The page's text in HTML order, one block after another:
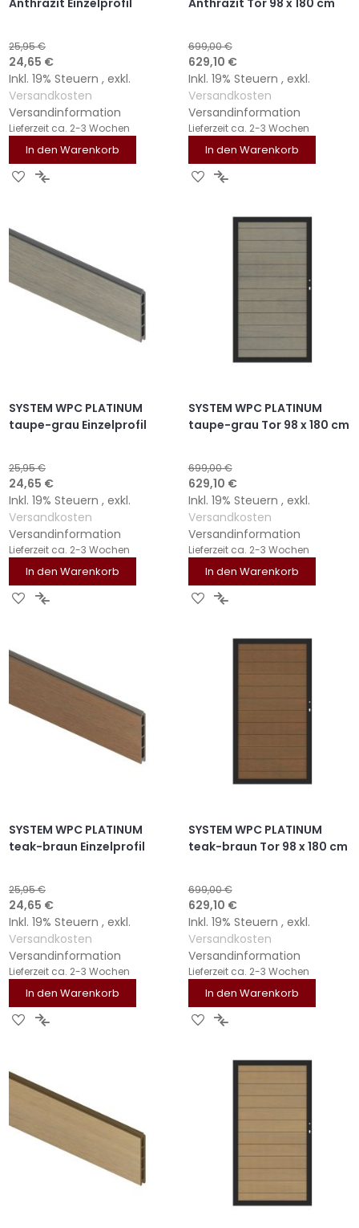
25,95 €
Sonderangebot
24,65 €
Inkl. 19% Steuern , exkl.
Versandkosten
Versandinformation
Lieferzeit ca. 2-3 Wochen
In den Warenkorb
ZURZUR
699,00 €
Sonderangebot
629,10 €
Inkl. 19% Steuern , exkl.
Versandkosten
Versandinformation
Lieferzeit ca. 2-3 Wochen
In den Warenkorb
ZUR
HINZUFÜGEN
ZUR
HINZUFÜGEN
SYSTEM WPC PLATINUM
taupe-grau Einzelprofil
25,95 €
Sonderangebot
24,65 €
Inkl. 19% Steuern , exkl.
Versandkosten
Versandinformation
Lieferzeit ca. 2-3 Wochen
In den Warenkorb
ZURZUR
SYSTEM WPC PLATINUM
taupe-grau Tor 98 x 180 cm
699,00 €
Sonderangebot
629,10 €
Inkl. 19% Steuern , exkl.
Versandkosten
Versandinformation
Lieferzeit ca. 2-3 Wochen
In den Warenkorb
ZUR
HINZUFÜGEN
ZUR
HINZUFÜGEN
SYSTEM WPC PLATINUM
teak-braun Einzelprofil
25,95 €
Sonderangebot
24,65 €
Inkl. 19% Steuern , exkl.
Versandkosten
Versandinformation
Lieferzeit ca. 2-3 Wochen
In den Warenkorb
ZURZUR
SYSTEM WPC PLATINUM
teak-braun Tor 98 x 180 cm
699,00 €
Sonderangebot
629,10 €
Inkl. 19% Steuern , exkl.
Versandkosten
Versandinformation
Lieferzeit ca. 2-3 Wochen
In den Warenkorb
ZUR
HINZUFÜGEN
ZUR
HINZUFÜGEN